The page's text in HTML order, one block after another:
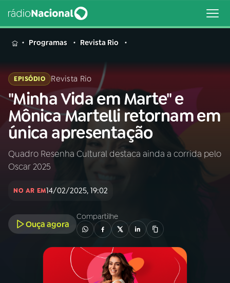
MENU
Buscar
na
Rádio
Nacional
Buscar
AO VIVO
INÍCIO
A RÁDIO
PROGRAMAÇÃO
Programas Revista Rio
EPISÓDIO Revista Rio
"Minha Vida em Marte" e
Mônica Martelli retornam em
única apresentação
Quadro Resenha Cultural destaca ainda a corrida pelo
Oscar 2025
NO AR EM14/02/2025, 19:02
Ouça agora
Compartilhe